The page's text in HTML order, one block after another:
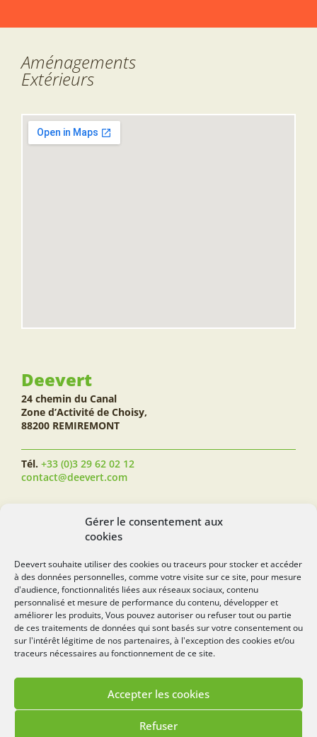
Gérer le consentement aux
cookies
Deevert souhaite utiliser des cookies ou traceurs pour stocker et accéder
à des données personnelles, comme votre visite sur ce site, pour mesure
d'audience, fonctionnalités liées aux réseaux sociaux, contenu
personnalisé et mesure de performance du contenu, développer et
améliorer les produits, Vous pouvez autoriser ou refuser tout ou partie
de ces traitements de données qui sont basés sur votre consentement ou
sur l'intérêt légitime de nos partenaires, à l'exception des cookies et/ou
traceurs nécessaires au fonctionnement de ce site.
Accepter les cookies
Refuser
Aménagements
Extérieurs
Deevert
24 chemin du Canal
Zone d’Activité de Choisy,
88200 REMIREMONT
Tél. +33 (0)3 29 62 02 12
contact@deevert.com
SUIVEZ-NOUS...
deevert.com
Mentions légales Politique de cookies